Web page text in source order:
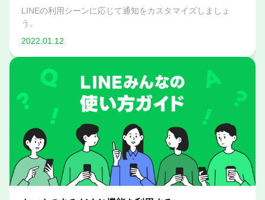
LINEの利用シーンに応じて通知をカスタマイズしましょ
う。
2022.01.12